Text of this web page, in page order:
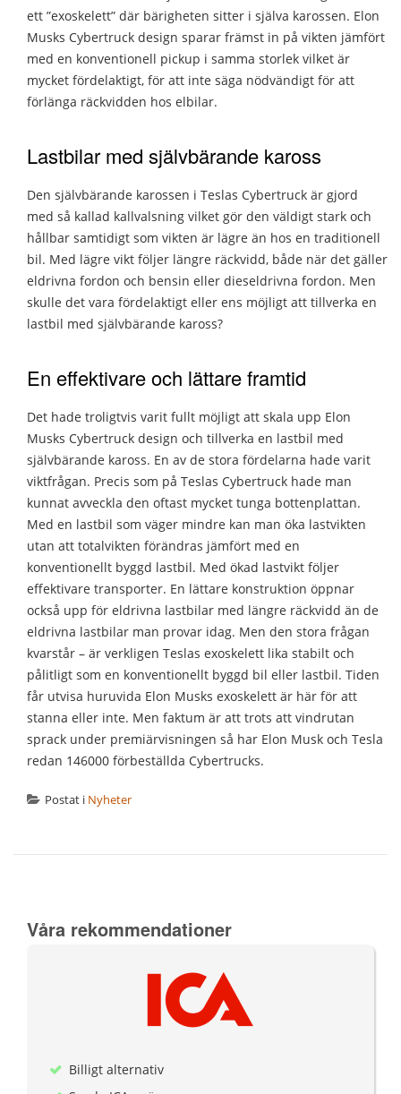
ett ”exoskelett” där bärigheten sitter i själva karossen. Elon
Musks Cybertruck design sparar främst in på vikten jämfört
med en konventionell pickup i samma storlek vilket är
mycket fördelaktigt, för att inte säga nödvändigt för att
förlänga räckvidden hos elbilar.
Lastbilar med självbärande kaross
Den självbärande karossen i Teslas Cybertruck är gjord
med så kallad kallvalsning vilket gör den väldigt stark och
hållbar samtidigt som vikten är lägre än hos en traditionell
bil. Med lägre vikt följer längre räckvidd, både när det gäller
eldrivna fordon och bensin eller dieseldrivna fordon. Men
skulle det vara fördelaktigt eller ens möjligt att tillverka en
lastbil med självbärande kaross?
En effektivare och lättare framtid
Det hade troligtvis varit fullt möjligt att skala upp Elon
Musks Cybertruck design och tillverka en lastbil med
självbärande kaross. En av de stora fördelarna hade varit
viktfrågan. Precis som på Teslas Cybertruck hade man
kunnat avveckla den oftast mycket tunga bottenplattan.
Med en lastbil som väger mindre kan man öka lastvikten
utan att totalvikten förändras jämfört med en
konventionellt byggd lastbil. Med ökad lastvikt följer
effektivare transporter. En lättare konstruktion öppnar
också upp för eldrivna lastbilar med längre räckvidd än de
eldrivna lastbilar man provar idag. Men den stora frågan
kvarstår – är verkligen Teslas exoskelett lika stabilt och
pålitligt som en konventionellt byggd bil eller lastbil. Tiden
får utvisa huruvida Elon Musks exoskelett är här för att
stanna eller inte. Men faktum är att trots att vindrutan
sprack under premiärvisningen så har Elon Musk och Tesla
redan 146000 förbeställda Cybertrucks.
Postat i Nyheter
Våra rekommendationer
Billigt alternativ